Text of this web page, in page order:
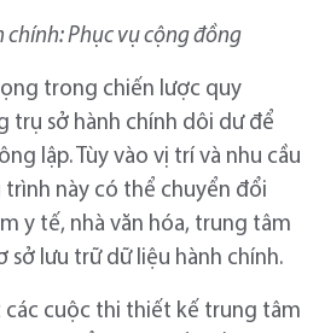
chính: Phục vụ cộng đồng
trong chiến lược quy
trụ sở hành chính dôi dư để
lập. Tùy vào vị trí và nhu cầu
này có thể chuyển đổi
y tế, nhà văn hóa, trung tâm
sở lưu trữ dữ liệu hành chính.
các cuộc thi thiết kế trung tâm